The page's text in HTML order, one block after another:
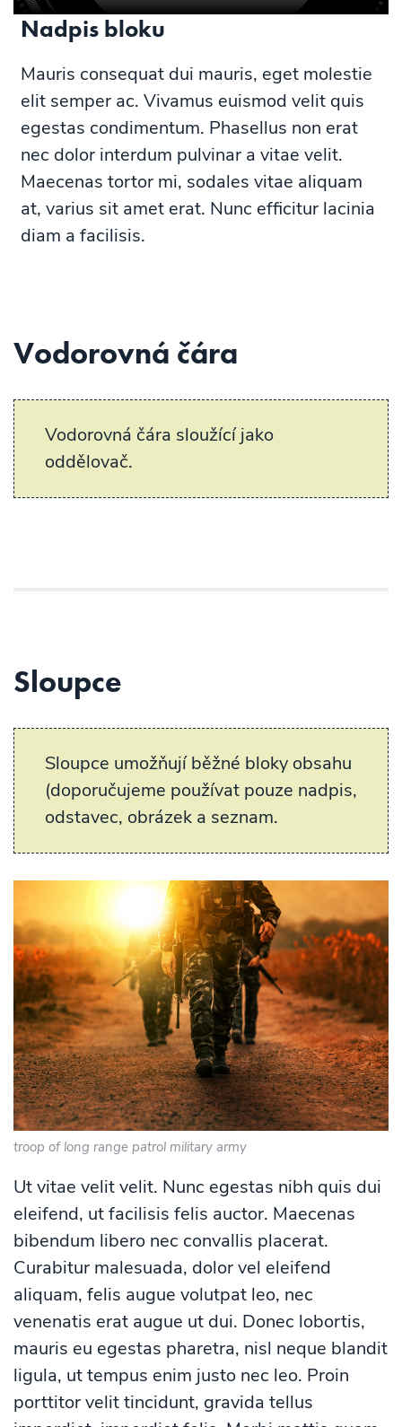
Nadpis bloku
Mauris consequat dui mauris, eget molestie
elit semper ac. Vivamus euismod velit quis
egestas condimentum. Phasellus non erat
nec dolor interdum pulvinar a vitae velit.
Maecenas tortor mi, sodales vitae aliquam
at, varius sit amet erat. Nunc efficitur lacinia
diam a facilisis.
Vodorovná čára
Vodorovná čára sloužící jako
oddělovač.
Sloupce
Sloupce umožňují běžné bloky obsahu
(doporučujeme používat pouze nadpis,
odstavec, obrázek a seznam.
troop of long range patrol military army
Ut vitae velit velit. Nunc egestas nibh quis dui
eleifend, ut facilisis felis auctor. Maecenas
bibendum libero nec convallis placerat.
Curabitur malesuada, dolor vel eleifend
aliquam, felis augue volutpat leo, nec
venenatis erat augue ut dui. Donec lobortis,
mauris eu egestas pharetra, nisl neque blandit
ligula, ut tempus enim justo nec leo. Proin
porttitor velit tincidunt, gravida tellus